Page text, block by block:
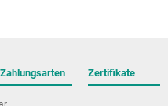
Zahlungsarten Zertifikate